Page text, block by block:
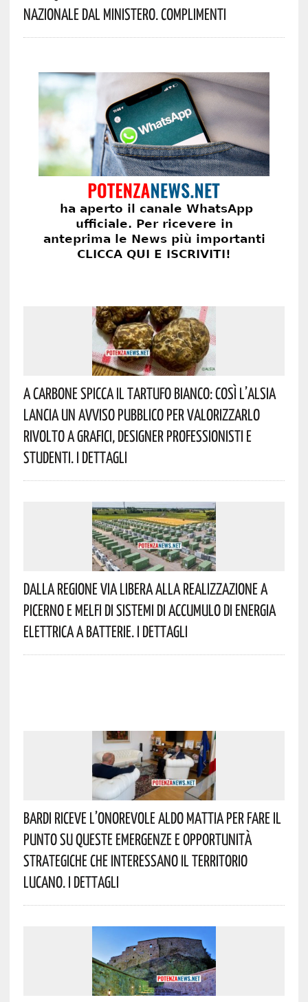
Nazionale Dal Ministero. Complimenti
A Carbone Spicca Il Tartufo Bianco: Così L’Alsia
Lancia Un Avviso Pubblico Per Valorizzarlo
Rivolto A Grafici, Designer Professionisti E
Studenti. I Dettagli
Dalla Regione Via Libera Alla Realizzazione A
Picerno E Melfi Di Sistemi Di Accumulo Di Energia
Elettrica A Batterie. I Dettagli
Bardi Riceve L’onorevole Aldo Mattia Per Fare Il
Punto Su Queste Emergenze E Opportunità
Strategiche Che Interessano Il Territorio
Lucano. I Dettagli